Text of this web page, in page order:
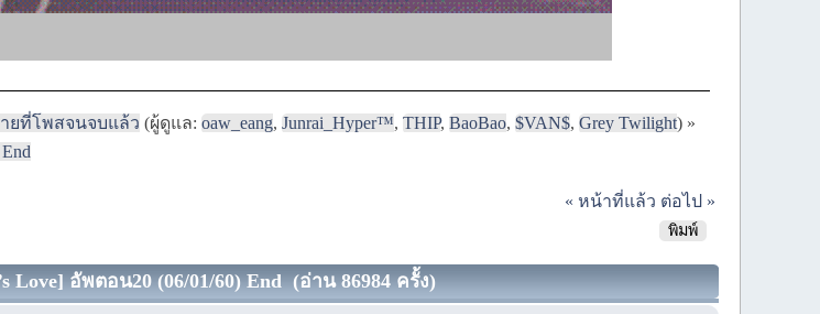
ยที่โพสจนจบแล้ว (ผู้ดูแล:oaw_eang,Junrai_Hyper™,THIP,BaoBao,$VAN$,Grey Twilight) »
« หน้าที่แล้ว ต่อไป »
พิมพ์
อัพตอน20 (06/01/60) End (อ่าน 86984 ครั้ง)